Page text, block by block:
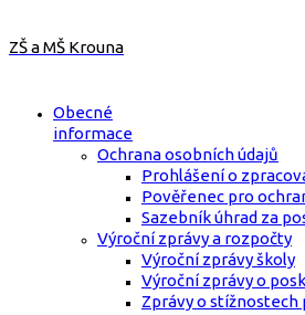
ZŠ a MŠ Krouna
Obecné
informace
Ochrana osobních údajů
Prohlášení o
Pověřenec pro
Sazebník úhrad za
Výroční zprávy a rozpočty
Výroční zprávy školy
Výroční zprávy o
Zprávy o stížnostech